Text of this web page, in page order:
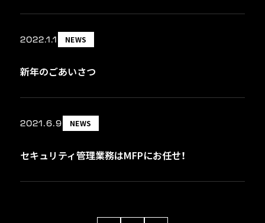
2022.1.1 NEWS
新年のごあいさつ
2021.6.9 NEWS
セキュリティ管理業務はMFPにお任せ！